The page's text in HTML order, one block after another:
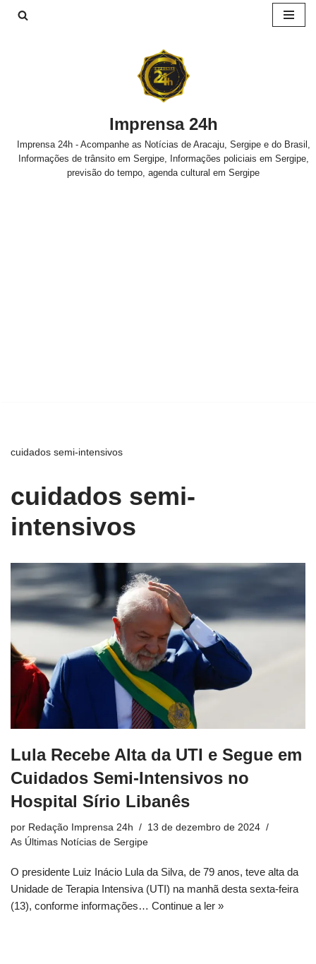
Imprensa 24h
Imprensa 24h - Acompanhe as Notícias de Aracaju, Sergipe e do Brasil,
Informações de trânsito em Sergipe, Informações policiais em Sergipe,
previsão do tempo, agenda cultural em Sergipe
cuidados semi-intensivos
cuidados semi-
intensivos
Lula Recebe Alta da UTI e Segue em
Cuidados Semi-Intensivos no
Hospital Sírio Libanês
por Redação Imprensa 24h
13 de dezembro de 2024
As Últimas Notícias de Sergipe
O presidente Luiz Inácio Lula da Silva, de 79 anos, teve alta da
Unidade de Terapia Intensiva (UTI) na manhã desta sexta-feira
(13), conforme informações… Continue a ler »